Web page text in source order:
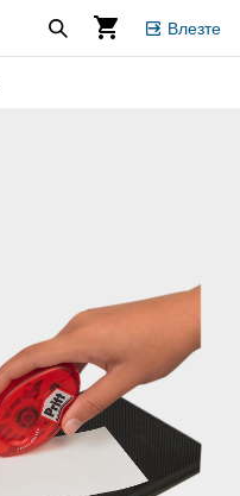
Влезте